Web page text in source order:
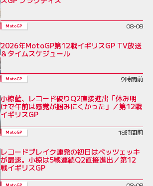
MotoGP 08-08
2026年MotoGP第12戦イギリスGP TV放送
＆タイムスケジュール
MotoGP 9時間前
小椋藍、レコード破りQ2直接進出「休み明
けで午前は感覚が掴みにくかった」／第12戦
イギリスGP
MotoGP 18時間前
レコードブレイク連発の初日はベッツェッキ
が最速。小椋は5戦連続Q2直接進出／第12
戦イギリスGP
MotoGP